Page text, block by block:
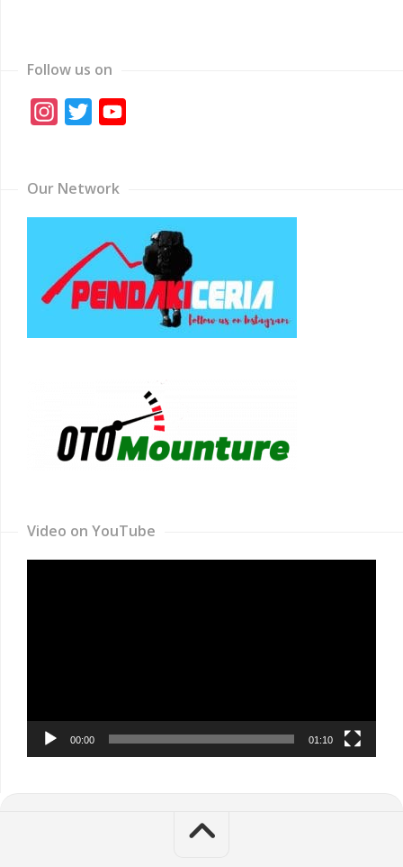
Follow us on
Instagram
Twitter
Our Network
Video on YouTube
00:00 01:10